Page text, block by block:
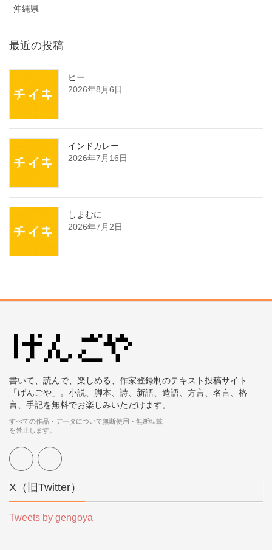
沖縄県
最近の投稿
ピー
2026年8月6日
インドカレー
2026年7月16日
しまむに
2026年7月2日
書いて、読んで、楽しめる、作家登録制のテキスト投稿サイト
「げんごや」。小説、脚本、詩、新語、造語、方言、名言、格
言、手記を無料でお楽しみいただけます。
すべての作品・データについて無断使用・無断転載
を禁止します。
X（旧Twitter）
Tweets by gengoya